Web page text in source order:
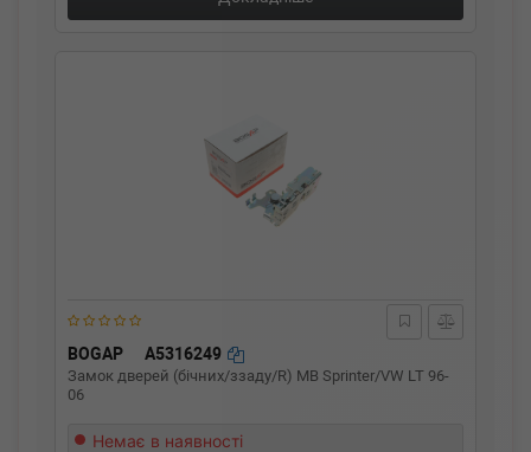
BOGAP A5316249
Замок дверей (бічних/ззаду/R) MB Sprinter/VW LT 96-
06
Немає в наявності